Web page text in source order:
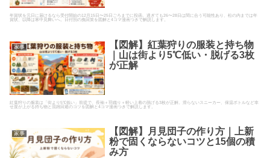
年賀状を元日に届けるなら受付開始の12月15日〜25日ごろまでに投函。過ぎても26〜28日は間に合う可能性あり、松の内までは年
賀状、以降は寒中見舞いへ。日付別の挽回策を図解と4コマ漫画つきで解説します。
家事
【図解】紅葉狩りの服装と持ち物
｜山は街より5℃低い・脱げる3枚
が正解
紅葉狩りの服装は「街より5℃低い」前提で、長袖＋羽織り＋軽い上着の脱げる3枚が正解。滑らないスニーカー、保温ボトルなど幸
せ度が上がる持ち物と混雑回避のコツを図解と4コマ漫画つきで解説します。
家事
【図解】月見団子の作り方｜上新
粉で固くならないコツと15個の積
み方